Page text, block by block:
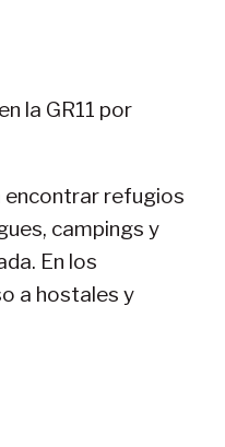
la GR11 por
encontrar refugios
campings y
En los
a hostales y